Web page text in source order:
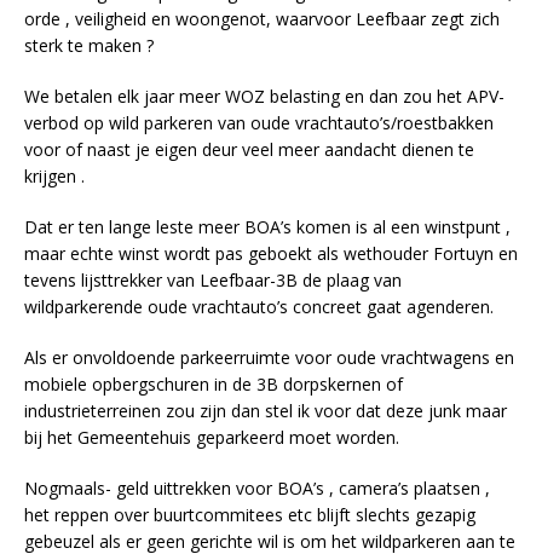
orde , veiligheid en woongenot, waarvoor Leefbaar zegt zich
sterk te maken ?
We betalen elk jaar meer WOZ belasting en dan zou het APV-
verbod op wild parkeren van oude vrachtauto’s/roestbakken
voor of naast je eigen deur veel meer aandacht dienen te
krijgen .
Dat er ten lange leste meer BOA’s komen is al een winstpunt ,
maar echte winst wordt pas geboekt als wethouder Fortuyn en
tevens lijsttrekker van Leefbaar-3B de plaag van
wildparkerende oude vrachtauto’s concreet gaat agenderen.
Als er onvoldoende parkeerruimte voor oude vrachtwagens en
mobiele opbergschuren in de 3B dorpskernen of
industrieterreinen zou zijn dan stel ik voor dat deze junk maar
bij het Gemeentehuis geparkeerd moet worden.
Nogmaals- geld uittrekken voor BOA’s , camera’s plaatsen ,
het reppen over buurtcommitees etc blijft slechts gezapig
gebeuzel als er geen gerichte wil is om het wildparkeren aan te